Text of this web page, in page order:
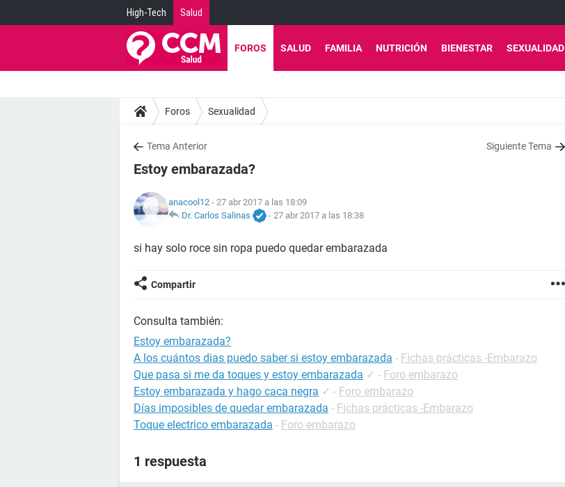
High-Tech Salud
FOROS SALUD FAMILIA NUTRICIÓN BIENESTAR SEXUALIDAD
Foros Sexualidad
Tema Anterior Siguiente Tema
Estoy embarazada?
anacool12 - 27 abr 2017 a las 18:09
Dr. Carlos Salinas
- 27 abr 2017 a las 18:38
si hay solo roce sin ropa puedo quedar embarazada
Compartir
Consulta también:
Estoy embarazada?
A los cuántos dias puedo saber si estoy embarazada - Fichas prácticas -Embarazo
Que pasa si me da toques y estoy embarazada ✓ - Foro embarazo
Estoy embarazada y hago caca negra ✓ - Foro embarazo
Días imposibles de quedar embarazada - Fichas prácticas -Embarazo
Toque electrico embarazada - Foro embarazo
1 respuesta